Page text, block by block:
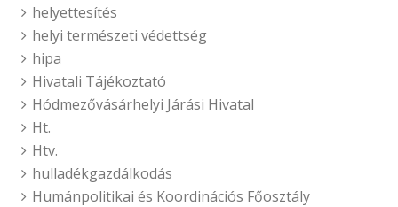
helyettesítés
helyi természeti védettség
hipa
Hivatali Tájékoztató
Hódmezővásárhelyi Járási Hivatal
Ht.
Htv.
hulladékgazdálkodás
Humánpolitikai és Koordinációs Főosztály